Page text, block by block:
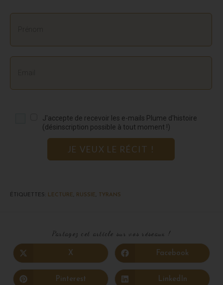
J'accepte de recevoir les e-mails Plume d'histoire
(désinscription possible à tout moment !)
JE VEUX LE RÉCIT !
ÉTIQUETTES LECTURE RUSSIE TYRANS
Partagez cet article sur vos réseaux !
X Facebook
Pinterest LinkedIn